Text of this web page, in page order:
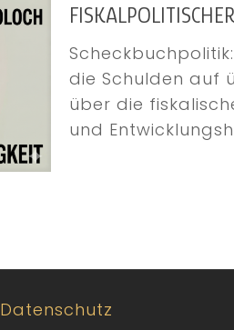
die Schulden auf
über die
und
Datenschutz